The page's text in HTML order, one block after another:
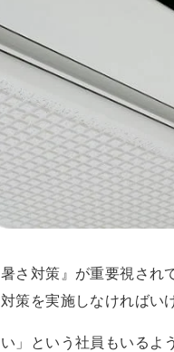
さ対策』が重要視さ
策を実施しなければい
」という社員もいる